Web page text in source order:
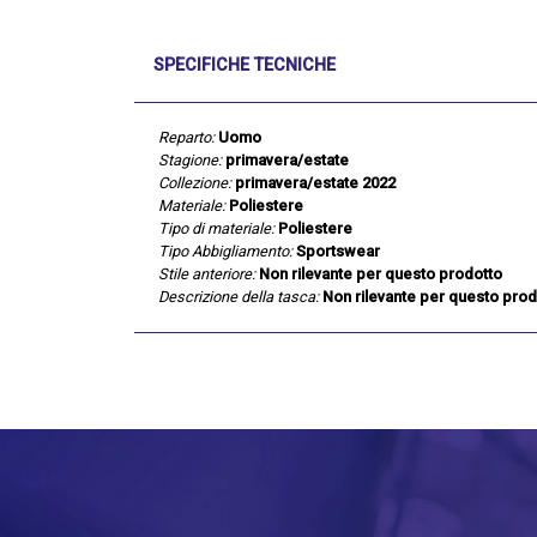
SPECIFICHE TECNICHE
Reparto: Uomo
Stagione: primavera/estate
Collezione: primavera/estate 2022
Materiale: Poliestere
Tipo di materiale: Poliestere
Tipo Abbigliamento: Sportswear
Stile anteriore: Non rilevante per questo prodotto
Descrizione della tasca: Non rilevante per questo